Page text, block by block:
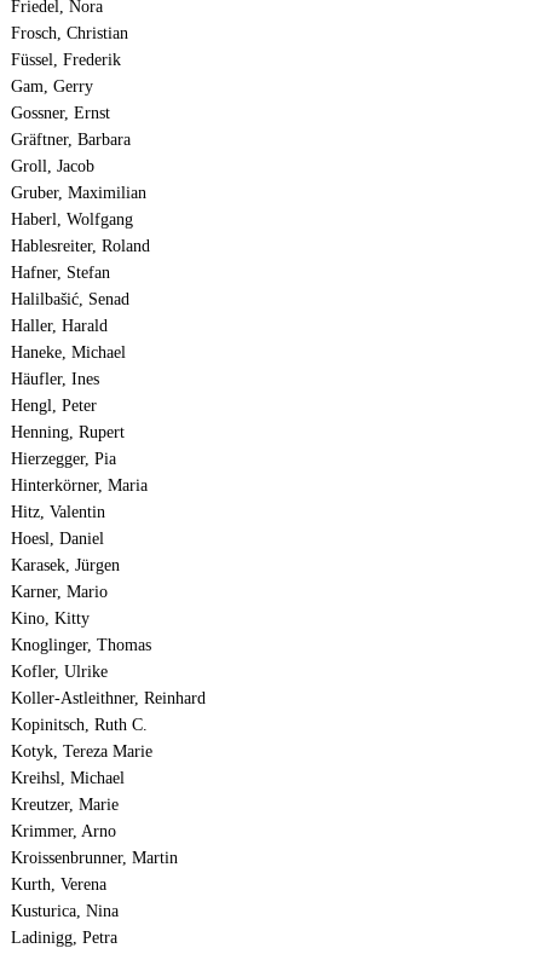
Friedel, Nora
Frosch, Christian
Füssel, Frederik
Gam, Gerry
Gossner, Ernst
Gräftner, Barbara
Groll, Jacob
Gruber, Maximilian
Haberl, Wolfgang
Hablesreiter, Roland
Hafner, Stefan
Halilbašić, Senad
Haller, Harald
Haneke, Michael
Häufler, Ines
Hengl, Peter
Henning, Rupert
Hierzegger, Pia
Hinterkörner, Maria
Hitz, Valentin
Hoesl, Daniel
Karasek, Jürgen
Karner, Mario
Kino, Kitty
Knoglinger, Thomas
Kofler, Ulrike
Koller-Astleithner, Reinhard
Kopinitsch, Ruth C.
Kotyk, Tereza Marie
Kreihsl, Michael
Kreutzer, Marie
Krimmer, Arno
Kroissenbrunner, Martin
Kurth, Verena
Kusturica, Nina
Ladinigg, Petra